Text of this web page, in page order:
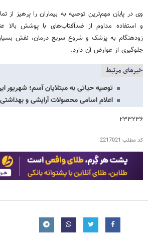
وی در پایان مهم‌ترین توصیه به بیماران را پرهیز از
و استفاده مداوم از ضدآفتاب‌های با پوشش بالا
زودهنگام به پزشک و شروع سریع درمان، نقش
جلوگیری از عوارض آن دارد.
خبرهای مرتبط
توصیه حیاتی به مبتلایان آسم؛ شهریور
اعلام اسامی محصولات آرایشی و
۲۳۳۲۳۶
کد مطلب 2217021